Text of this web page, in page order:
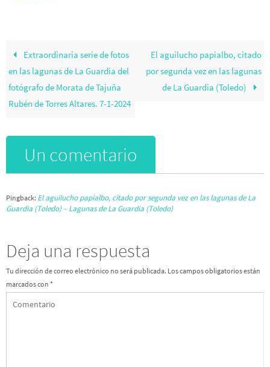
Extraordinaria serie de fotos
en las lagunas de La Guardia del
fotógrafo de Morata de Tajuña
Rubén de Torres Altares. 7-1-2024
El aguilucho papialbo, citado
por segunda vez en las lagunas
de La Guardia (Toledo)
Un comentario
Pingback: El aguilucho papialbo, citado por segunda vez en las lagunas de La
Guardia (Toledo) – Lagunas de La Guardia (Toledo)
Deja una respuesta
Tu dirección de correo electrónico no será publicada. Los campos obligatorios están
marcados con *